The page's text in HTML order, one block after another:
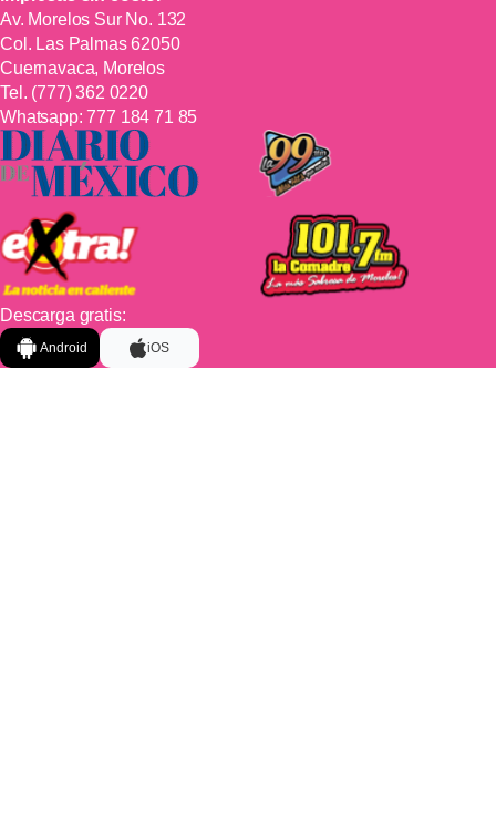
Av. Morelos Sur No. 132
Col. Las Palmas 62050
Cuernavaca, Morelos
Tel. (777) 362 0220
Whatsapp:777 184 71 85
Descarga gratis:
Android iOS